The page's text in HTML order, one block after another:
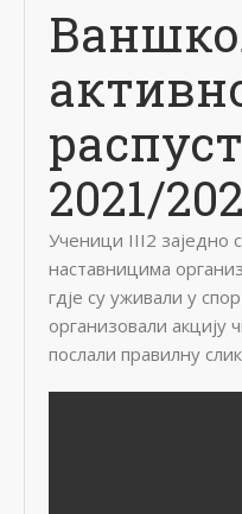
2021/
Ученици III2 заједно
наставницима
гдје су уживали у
организовали
послали правилну